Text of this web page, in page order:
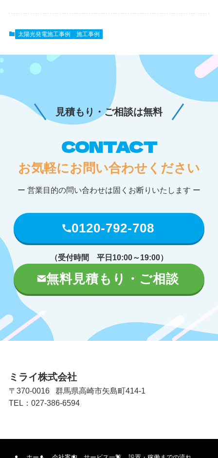
太陽光発電施工事例 施工事例
見積もり・ご相談は無料
CONTACT
お気軽にお問い合わせください
ー 営業目的の問い合わせは固くお断りいたします ー
0120-792-708
（受付時間 平日10:00～19:00）
無料見積もり・ご相談
ミライ株式会社
〒370-0016 群馬県高崎市矢島町414-1
TEL：027-386-6594